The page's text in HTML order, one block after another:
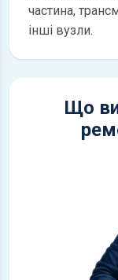
частина,
інші вузли.
Що ви